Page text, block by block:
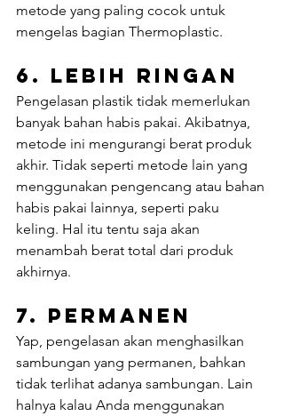
metode yang paling cocok untuk
mengelas bagian Thermoplastic.
6. Lebih Ringan
Pengelasan plastik tidak memerlukan
banyak bahan habis pakai. Akibatnya,
metode ini mengurangi berat produk
akhir. Tidak seperti metode lain yang
menggunakan pengencang atau bahan
habis pakai lainnya, seperti paku
keling. Hal itu tentu saja akan
menambah berat total dari produk
akhirnya.
7. Permanen
Yap, pengelasan akan menghasilkan
sambungan yang permanen, bahkan
tidak terlihat adanya sambungan. Lain
halnya kalau Anda menggunakan